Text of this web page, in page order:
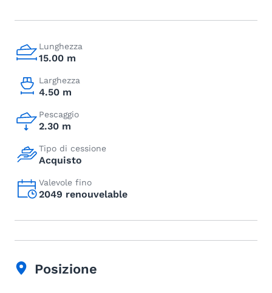
Lunghezza
15.00 m
Larghezza
4.50 m
Pescaggio
2.30 m
Tipo di cessione
Acquisto
Valevole fino
2049 renouvelable
Posizione